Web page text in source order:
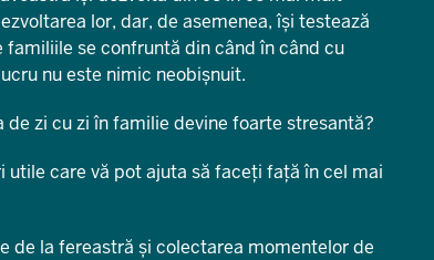
lor, dar, de asemenea, își testează
se confruntă din când în când cu
nu este nimic neobișnuit.
zi cu zi în familie devine foarte stresantă?
utile care vă pot ajuta să faceți față în cel mai
de la fereastră și colectarea momentelor de